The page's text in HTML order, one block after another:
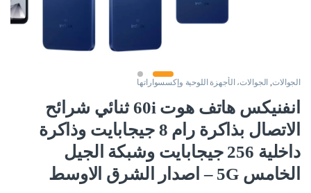
الجوالات, الجوالات، الأجهزة اللوحية وإكسسواراتها
انفنيكس هاتف هوت 60i ثنائي شرائح
الاتصال بذاكرة رام 8 جيجابايت وذاكرة
داخلية 256 جيجابايت وشبكة الجيل
الخامس 5G – اصدار الشرق الاوسط